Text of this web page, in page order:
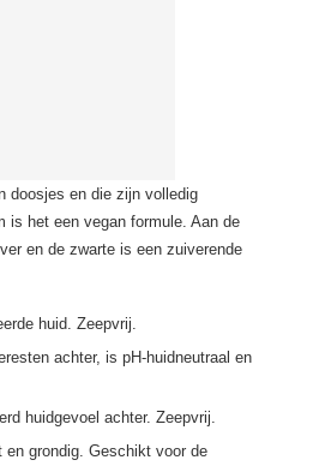
doosjes en die zijn volledig
is het een vegan formule. Aan de
en de zwarte is een zuiverende
huid. Zeepvrij.
achter, is pH-huidneutraal en
huidgevoel achter. Zeepvrij.
en grondig. Geschikt voor de